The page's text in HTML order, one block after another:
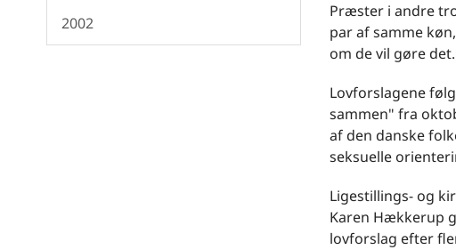
2002
Præster i andre
par af samme
om de vil gøre det.
Lovforslagene
sammen" fra
af den danske
seksuelle
Ligestillings- og
Karen Hækkerup
lovforslag efter